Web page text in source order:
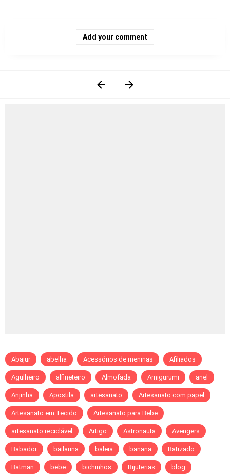
Add your comment
Abajur abelha Acessórios de meninas Afiliados
Agulheiro alfineteiro Almofada Amigurumi anel
Anjinha Apostila artesanato Artesanato com papel
Artesanato em Tecido Artesanato para Bebe
artesanato reciclável Artigo Astronauta Avengers
Babador bailarina baleia banana Batizado
Batman bebe bichinhos Bijuterias blog